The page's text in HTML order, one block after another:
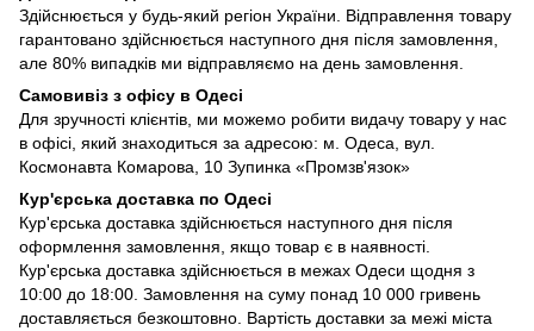
Здійснюється у будь-який регіон України. Відправлення товару
гарантовано здійснюється наступного дня після замовлення,
але 80% випадків ми відправляємо на день замовлення.
Самовивіз з офісу в Одесі
Для зручності клієнтів, ми можемо робити видачу товару у нас
в офісі, який знаходиться за адресою: м. Одеса, вул.
Космонавта Комарова, 10 Зупинка «Промзв'язок»
Кур'єрська доставка по Одесі
Кур'єрська доставка здійснюється наступного дня після
оформлення замовлення, якщо товар є в наявності.
Кур'єрська доставка здійснюється в межах Одеси щодня з
10:00 до 18:00. Замовлення на суму понад 10 000 гривень
доставляється безкоштовно. Вартість доставки за межі міста